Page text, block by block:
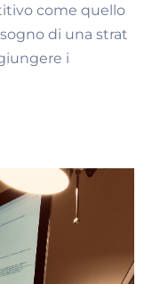
come quello
di una strat
i